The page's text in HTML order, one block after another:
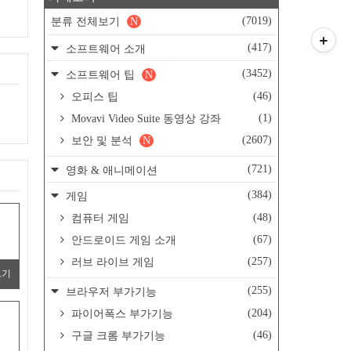
분류 전체보기 (7019)
N
소프트웨어 소개 (417)
소프트웨어 팁 (3452)
N
오피스 팁
(46)
Movavi Video Suite 동영상 강좌
(1)
보안 및 분석
(2607)
N
영화 & 애니메이션 (721)
게임
(384)
컴퓨터 게임
(48)
안드로이드 게임 소개
(67)
러브 라이브 게임
(257)
브라우저 부가기능
(255)
파이어폭스 부가기능
(204)
구글 크롬 부가기능
(46)